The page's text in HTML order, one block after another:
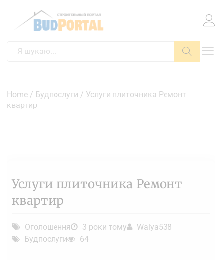
Home / Будпослуги / Услуги плиточника Ремонт
квартир
Услуги плиточника Ремонт
квартир
Оголошення 3 роки тому
Walya538
Будпослуги
64